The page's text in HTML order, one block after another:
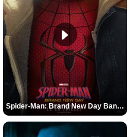
Spider-Man: Brand New Day Bande-annonce (3) VO STFR